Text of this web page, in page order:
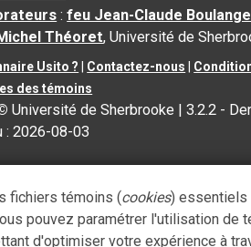
:feu Jean-Claude
Théoret, Université de
Usito ? Contactez-nous
des témoins
Université de Sherbrooke |3.2.2 -
:2026-08-03
fichiers témoins (cookies) essentiels
pouvez paramétrer l'utilisation de
d'optimiser votre expérience à